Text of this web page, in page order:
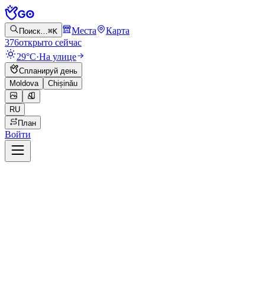
Поиск…⌘K Места
Карта
376открыто сейчас
29°C·На улице
Спланируй день
Moldova
Chișinău
RU
План
Войти